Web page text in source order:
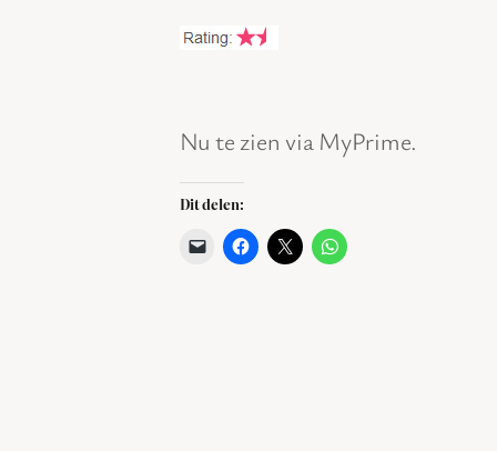
Nu te zien via MyPrime.
Dit delen: